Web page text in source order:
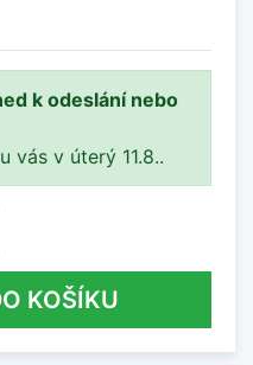
k odeslání nebo
vás v úterý 11.8..
KOŠÍKU